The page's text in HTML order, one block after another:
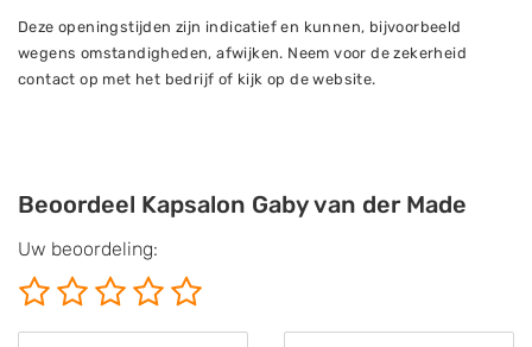
Deze openingstijden zijn indicatief en kunnen, bijvoorbeeld
wegens omstandigheden, afwijken. Neem voor de zekerheid
contact op met het bedrijf of kijk op de website.
Beoordeel Kapsalon Gaby van der Made
Uw beoordeling: